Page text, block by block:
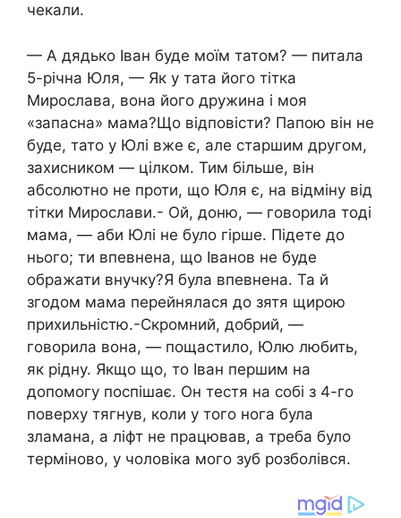
чекали.
— А дядько Іван буде моїм татом? — питала
5-річна Юля, — Як у тата його тітка
Мирослава, вона його дружина і моя
«запасна» мама?Що відповісти? Папою він не
буде, тато у Юлі вже є, але старшим другом,
захисником — цілком. Тим більше, він
абсолютно не проти, що Юля є, на відміну від
тітки Мирослави.- Ой, доню, — говорила тоді
мама, — аби Юлі не було гірше. Підете до
нього; ти впевнена, що Іванов не буде
ображати внучку?Я була впевнена. Та й
згодом мама перейнялася до зятя щирою
прихильністю.-Скромний, добрий, —
говорила вона, — пощастило, Юлю любить,
як рідну. Якщо що, то Іван першим на
допомогу поспішає. Он тестя на собі з 4-го
поверху тягнув, коли у того нога була
зламана, а ліфт не працював, а треба було
терміново, у чоловіка мого зуб розболівся.